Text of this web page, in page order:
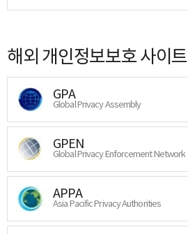
해외 개인정보보호 사이트
GPA
Global Privacy Assembly
GPEN
Global Privacy Enforcement Network
APPA
Asia Pacific Privacy Authorities